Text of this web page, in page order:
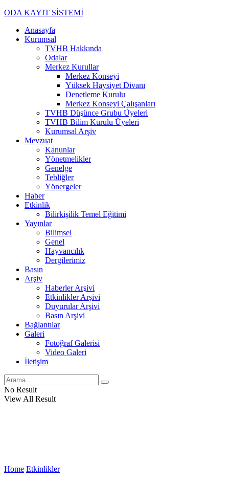
ODA KAYIT SİSTEMİ
Anasayfa
Kurumsal
TVHB Hakkında
Odalar
Merkez Kurullar
Merkez Konseyi
Yüksek Haysiyet Divanı
Denetleme Kurulu
Merkez Konseyi Çalışanları
TVHB Düşünce Grubu Üyeleri
TVHB Bilim Kurulu Üyeleri
Kurumsal Arşiv
Mevzuat
Kanunlar
Yönetmelikler
Genelge
Tebliğler
Yönergeler
Haber
Etkinlik
Bilirkişilik Temel Eğitimi
Yayınlar
Bilimsel
Genel
Hayvancılık
Dergilerimiz
Basın
Arşiv
Haberler Arşivi
Etkinlikler Arşivi
Duyurular Arşivi
Basın Arşivi
Bağlantılar
Galeri
Fotoğraf Galerisi
Video Galeri
İletişim
No Result
View All Result
Home Etkinlikler